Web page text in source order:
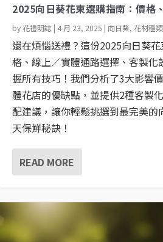
2025向日葵花束選購指南：價格
by花禮明誌 | 4 月 23, 2025 | 向日葵, 花材種類
還在煩惱送禮？這份2025向日葵
格、線上／實體通路選擇、客製化
握所有技巧！我們分析了3大影響
體花店的優缺點，並提供2種客製
配建議，讓你輕鬆挑選到最完美
天保鮮秘訣！
READ MORE